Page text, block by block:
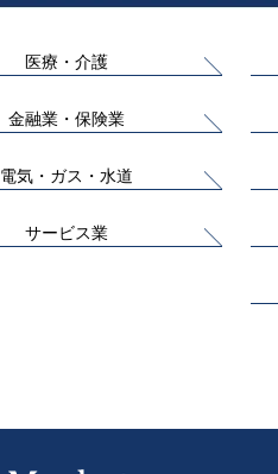
医療・介護
金融業・保険業
電気・ガス・水道
サービス業